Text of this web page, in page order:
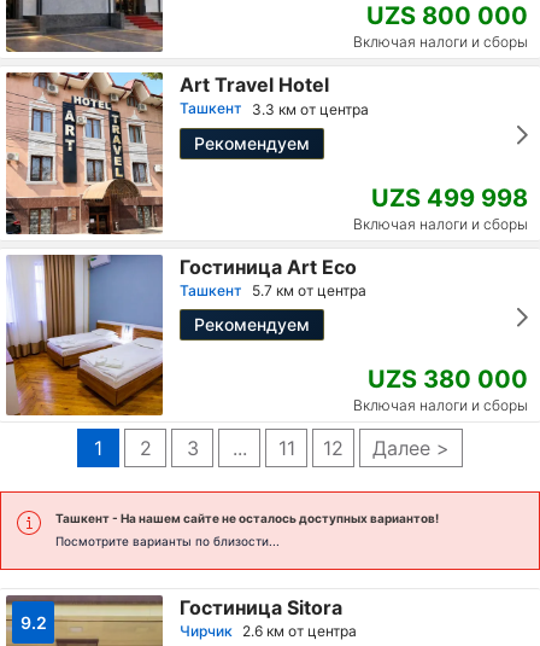
UZS 800 000
Включая налоги и сборы
Art Travel Hotel
Ташкент 3.3 км от центра
Рекомендуем
UZS 499 998
Включая налоги и сборы
Гостиница Art Eco
Ташкент 5.7 км от центра
Рекомендуем
UZS 380 000
Включая налоги и сборы
1 2 3 ... 11 12 Далее >
Ташкент- На нашем сайте не осталось доступных вариантов!
Посмотрите варианты по близости...
9.2
Гостиница Sitora
Чирчик 2.6 км от центра